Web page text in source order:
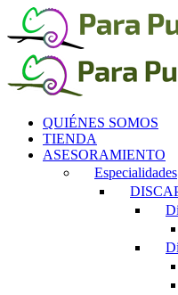
Saltar
contenido
QUIÉNES SOMOS
TIENDA
ASESORAMIENTO
Especialidades